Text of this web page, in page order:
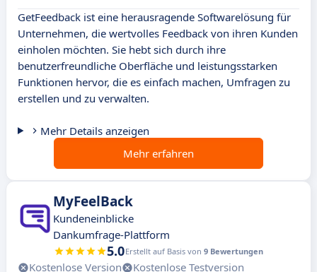
GetFeedback ist eine herausragende Softwarelösung für
Unternehmen, die wertvolles Feedback von ihren Kunden
einholen möchten. Sie hebt sich durch ihre
benutzerfreundliche Oberfläche und leistungsstarken
Funktionen hervor, die es einfach machen, Umfragen zu
erstellen und zu verwalten.
Mehr Details anzeigen
Mehr erfahren
MyFeelBack
Kundeneinblicke
Dankumfrage-Plattform
5.0Erstellt auf Basis von 9 Bewertungen
Kostenlose Version
Kostenlose Testversion